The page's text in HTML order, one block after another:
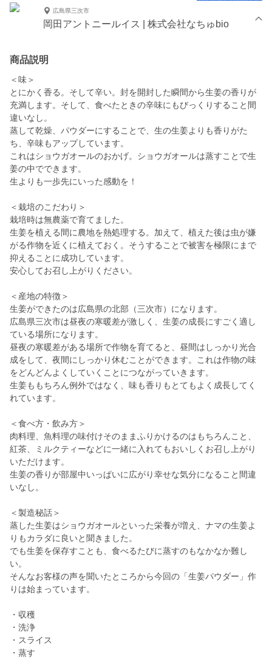
広島県三次市
岡田アントニールイス | 株式会社なちゅbio
商品説明
＜味＞
とにかく香る。そして辛い。封を開封した瞬間から生姜の香りが
充満します。そして、食べたときの辛味にもびっくりすること間
違いなし。
蒸して乾燥、パウダーにすることで、生の生姜よりも香りがた
ち、辛味もアップしています。
これはショウガオールのおかげ。ショウガオールは蒸すことで生
姜の中でできます。
生よりも一歩先にいった感動を！
＜栽培のこだわり＞
栽培時は無農薬で育てました。
生姜を植える間に農地を熱処理する。加えて、植えた後は虫が嫌
がる作物を近くに植えておく。そうすることで被害を極限にまで
抑えることに成功しています。
安心してお召し上がりください。
＜産地の特徴＞
生姜ができたのは広島県の北部（三次市）になります。
広島県三次市は昼夜の寒暖差が激しく、生姜の成長にすごく適し
ている場所になります。
昼夜の寒暖差がある場所で作物を育てると、昼間はしっかり光合
成をして、夜間にしっかり休むことができます。これは作物の味
をどんどんよくしていくことにつながっていきます。
生姜ももちろん例外ではなく、味も香りもとてもよく成長してく
れています。
＜食べ方・飲み方＞
肉料理、魚料理の味付けそのままふりかけるのはもちろんこと、
紅茶、ミルクティーなどに一緒に入れてもおいしくお召し上がり
いただけます。
生姜の香りが部屋中いっぱいに広がり幸せな気分になること間違
いなし。
＜製造秘話＞
蒸した生姜はショウガオールといった栄養が増え、ナマの生姜よ
りもカラダに良いと聞きました。
でも生姜を保存すことも、食べるたびに蒸すのもなかなか難し
い。
そんなお客様の声を聞いたところから今回の「生姜パウダー」作
りは始まっています。
・収穫
・洗浄
・スライス
・蒸す